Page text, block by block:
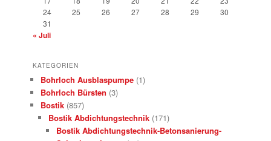
24
25 26 27 28 29
30
31
« Juli
KATEGORIEN
Bohrloch Ausblaspumpe (1)
Bohrloch Bürsten (3)
Bostik (857)
Bostik Abdichtungstechnik (171)
Bostik Abdichtungstechnik-Betonsanierung-